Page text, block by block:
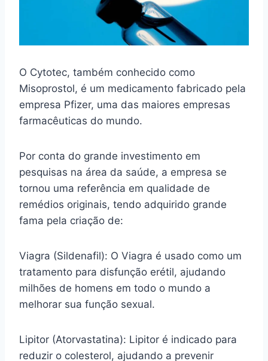
O Cytotec, também conhecido como
Misoprostol, é um medicamento fabricado pela
empresa Pfizer, uma das maiores empresas
farmacêuticas do mundo.
Por conta do grande investimento em
pesquisas na área da saúde, a empresa se
tornou uma referência em qualidade de
remédios originais, tendo adquirido grande
fama pela criação de:
Viagra (Sildenafil): O Viagra é usado como um
tratamento para disfunção erétil, ajudando
milhões de homens em todo o mundo a
melhorar sua função sexual.
Lipitor (Atorvastatina): Lipitor é indicado para
reduzir o colesterol, ajudando a prevenir